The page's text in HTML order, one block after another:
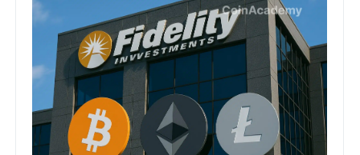
Bitcoin : Fidelity ouvre la voie à la crypto dans ses